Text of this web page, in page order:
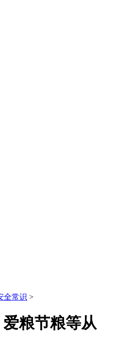
全常识 >
粮节粮等从